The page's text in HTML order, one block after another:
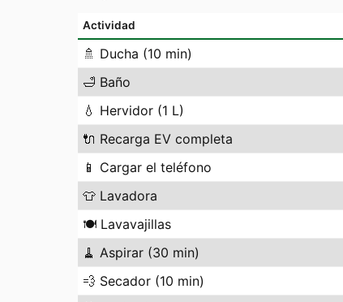
Actividad
🚿 Ducha (10 min)
🛁 Baño
💧 Hervidor (1 L)
🔌 Recarga EV completa
📱 Cargar el teléfono
👕 Lavadora
🍽️ Lavavajillas
🧹 Aspirar (30 min)
💨 Secador (10 min)